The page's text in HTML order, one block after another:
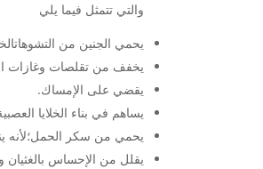
والتي تتمثل فيما يلي
يحمي الجنين من
يخفف من تقلصات وغازات
يقضي على الإمساك.
يساهم في بناء الخلايا
يحمي من سكر الحمل؛لأنه
يقلل من الإحساس بالغثيان